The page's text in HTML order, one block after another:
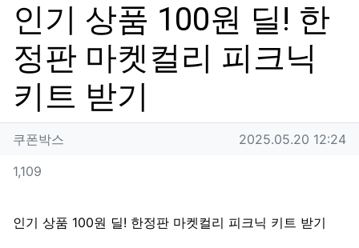
인기 상품 100원 딜! 한
정판 마켓컬리 피크닉
키트 받기
작성자 정보
쿠폰박스 작성일
2025.05.20 12:24
컨텐츠 정보
1,109
인기 상품 100원 딜! 한정판 마켓컬리 피크닉 키트 받기